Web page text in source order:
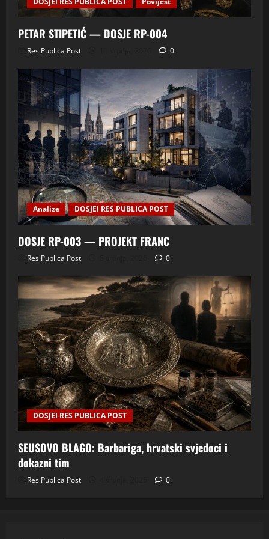
PETAR STIPETIĆ — DOSJE RP-004
Res Publica Post 0
Analize DOSJEI RES PUBLICA POST
DOSJE RP-003 — PROJEKT FRANC
Res Publica Post 0
DOSJEI RES PUBLICA POST
SEUSOVO BLAGO: Barbariga, hrvatski svjedoci i
dokazni tim
Res Publica Post 0